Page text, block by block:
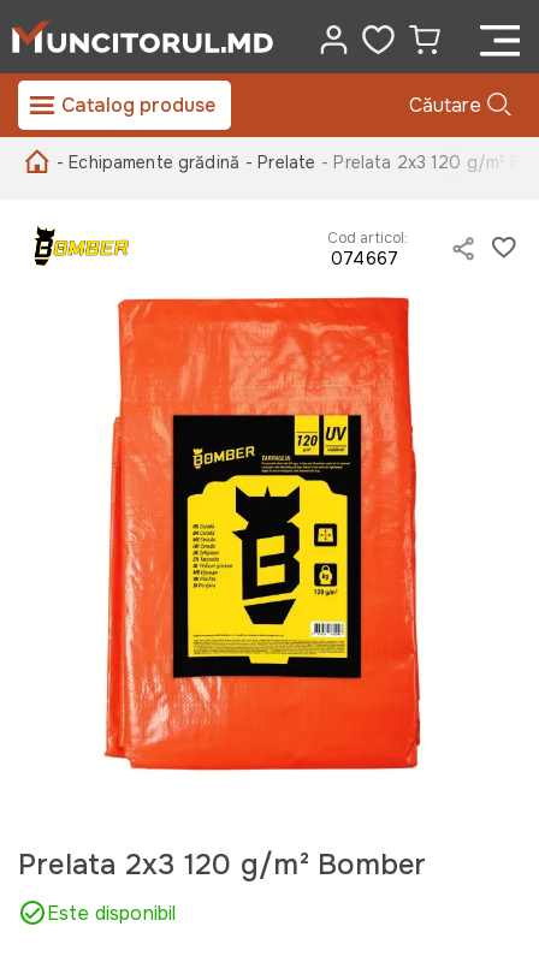
Catalog produse Căutare
- Echipamente grădină - Prelate - Prelata 2x3 120 g/m²
Cod articol:
074667
Prelata 2x3 120 g/m² Bomber
Este disponibil